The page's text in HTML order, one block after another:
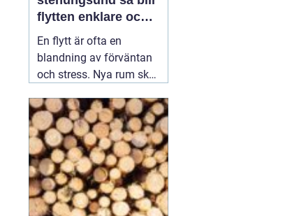
flytten enklare och
mer trygg
En flytt är ofta en
blandning av förväntan
och stress. Nya rum ska
ändras, avtal sägas upp
och tecknas. Mitt i allt
detta dyker en fråga upp:
vem ska ta hand om
städningen av den
gamla bostaden?
Många som söker02